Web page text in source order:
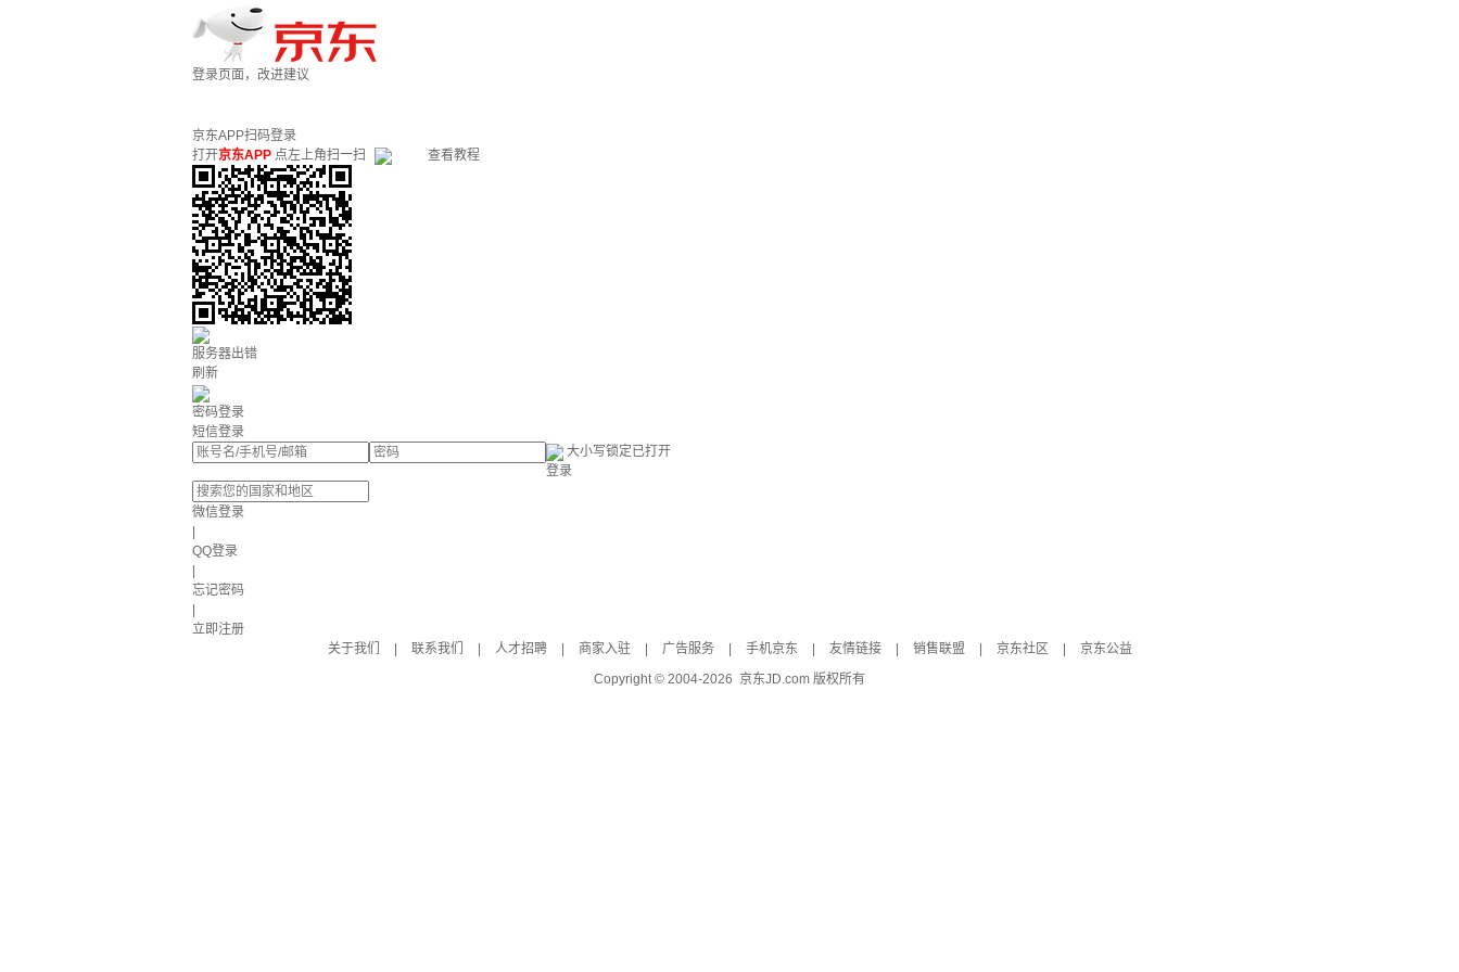
登录页面，改进建议
京东APP扫码登录
打开京东APP 点左上角扫一扫 查看教程
服务器出错
刷新
密码登录
短信登录
大小写锁定已打开
登录
微信登录
QQ登录
忘记密码
立即注册
关于我们
联系我们 人才招聘 商家入驻 广告服务 手机京东 友情链接 销售联盟 京东社区
京东公益
Copyright © 2004-2026 京东JD.com 版权所有